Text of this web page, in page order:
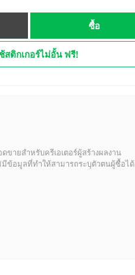
ซื้อ
สติกเกอร์ไม่อั้น ฟรี!
ขายสำหรับครีเอเตอร์ผู้สร้างผลงาน
ข้อมูลที่ทำให้สามารถระบุตัวตนผู้ซื้อได้